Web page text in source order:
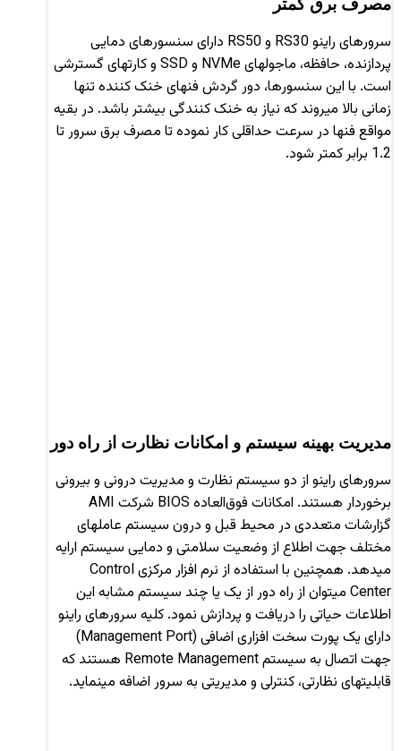
مصرف برق کمتر
سرورهای راینو RS30‌ و RS50 دارای سنسورهای دمایی
پردازنده، حافظه، ماجولهای NVMe و SSD و کارتهای گسترشی
است. با این سنسورها، دور گردش فنهای خنک کننده تنها
زمانی بالا میروند که نیاز به خنک کنندگی بیشتر باشد. در بقیه
مواقع فنها در سرعت حداقلی کار نموده تا مصرف برق سرور تا
1.2 برابر کمتر شود.
مدیریت بهینه سیستم و امکانات نظارت از راه دور
سرورهای راینو از دو سیستم نظارت و مدیریت درونی و بیرونی
برخوردار هستند. امکانات فوق‌العاده BIOS شرکت AMI
گزارشات متعددی در محیط قبل و درون سیستم عاملهای
مختلف جهت اطلاع از وضعیت سلامتی و دمایی سیستم ارایه
میدهد. همچنین با استفاده از نرم افزار مرکزی Control
Center میتوان از راه دور از یک یا چند سیستم مشابه این
اطلاعات حیاتی را دریافت و پردازش نمود. کلیه سرورهای راینو
دارای یک پورت سخت افزاری اضافی (Management Port)
جهت اتصال به سیستم Remote Management هستند که
قابلیتهای نظارتی، کنترلی و مدیریتی به سرور اضافه مینماید.